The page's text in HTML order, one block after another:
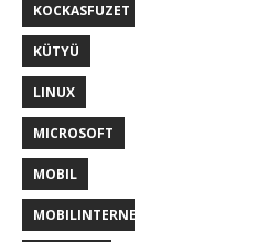
KOCKASFUZET
KÜTYÜ
LINUX
MICROSOFT
MOBIL
MOBILINTERNET